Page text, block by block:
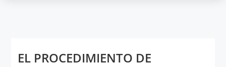
EL PROCEDIMIENTO DE